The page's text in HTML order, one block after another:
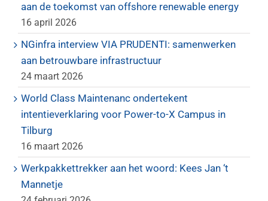
aan de toekomst van offshore renewable energy
16 april 2026
NGinfra interview VIA PRUDENTI: samenwerken
aan betrouwbare infrastructuur
24 maart 2026
World Class Maintenanc ondertekent
intentieverklaring voor Power-to-X Campus in
Tilburg
16 maart 2026
Werkpakkettrekker aan het woord: Kees Jan ‘t
Mannetje